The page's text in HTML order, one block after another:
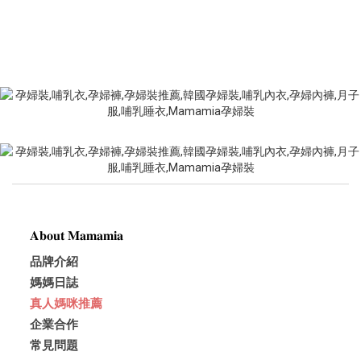
𝐀𝐛𝐨𝐮𝐭 𝐌𝐚𝐦𝐚𝐦𝐢𝐚
品牌介紹
媽媽日誌
真人媽咪推薦
企業合作
常見問題